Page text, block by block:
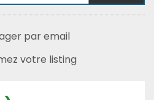
par email
votre listing